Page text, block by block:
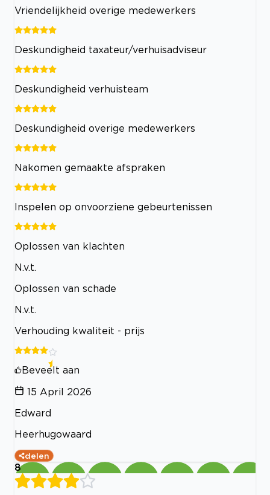
Vriendelijkheid overige medewerkers
Deskundigheid taxateur/verhuisadviseur
Deskundigheid verhuisteam
Deskundigheid overige medewerkers
Nakomen gemaakte afspraken
Inspelen op onvoorziene gebeurtenissen
Oplossen van klachten
N.v.t.
Oplossen van schade
N.v.t.
Verhouding kwaliteit - prijs
Beveelt aan
15 April 2026
Edward
Heerhugowaard
delen
8